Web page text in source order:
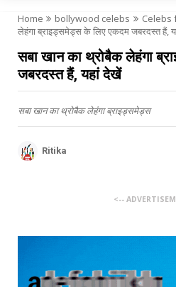
Home bollywood celebs Celebs
लेहंगा ब्राइड्समेड्स के लिए एकदम जबरदस्त हैं,
सबा खान का थ्रोबैक लेहंगा
जबरदस्त हैं, यहां देखें
सबा खान का थ्रोबैक लेहंगा ब्राइड्समेड्स
Ritika
<--